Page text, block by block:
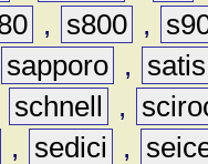
, s800 ,
sapporo ,
satis
schnell ,
, sedici ,